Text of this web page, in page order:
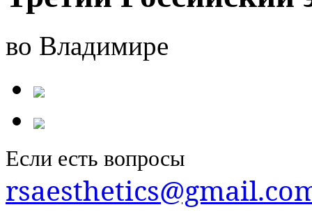
во Владимире
Если есть вопросы